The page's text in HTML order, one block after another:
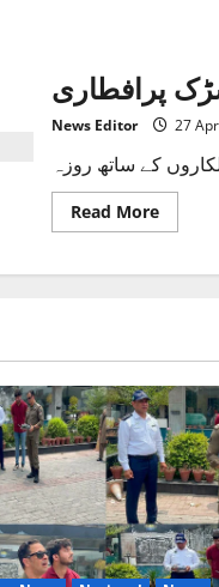
پرافطاری
News Editor 27
Read MoreRead
more
پی
ڈولفن
کے
ساتھ
سڑک